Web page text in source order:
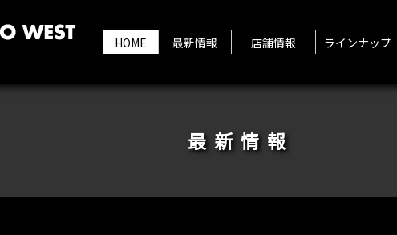
HOME 最新情報 店舗情報 ラインナップ
最新情報